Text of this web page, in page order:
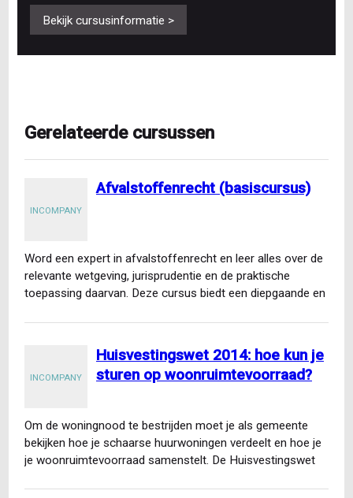
Bekijk cursusinformatie >
Gerelateerde cursussen
INCOMPANY
Afvalstoffenrecht (basiscursus)
Word een expert in afvalstoffenrecht en leer alles over de
relevante wetgeving, jurisprudentie en de praktische
toepassing daarvan. Deze cursus biedt een diepgaande en
INCOMPANY
Huisvestingswet 2014: hoe kun je
sturen op woonruimtevoorraad?
Om de woningnood te bestrijden moet je als gemeente
bekijken hoe je schaarse huurwoningen verdeelt en hoe je
je woonruimtevoorraad samenstelt. De Huisvestingswet